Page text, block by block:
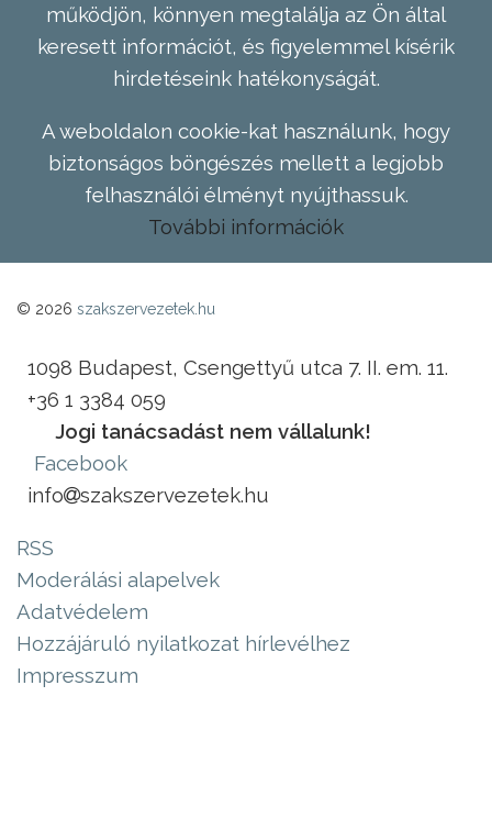
működjön, könnyen megtalálja az Ön által
keresett információt, és figyelemmel kísérik
hirdetéseink hatékonyságát.
A weboldalon cookie-kat használunk, hogy
biztonságos böngészés mellett a legjobb
felhasználói élményt nyújthassuk.
További információk
© 2026 szakszervezetek.hu
1098 Budapest, Csengettyű utca 7. II. em. 11.
+36 1 3384 059
Jogi tanácsadást nem vállalunk!
Facebook
info
szakszervezetek.hu
RSS
Moderálási alapelvek
Adatvédelem
Hozzájáruló nyilatkozat hírlevélhez
Impresszum